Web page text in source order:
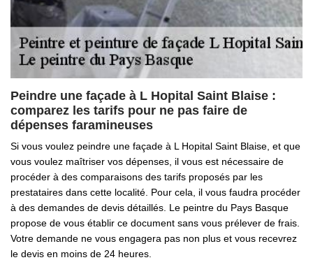
Peindre une façade à L Hopital Saint Blaise :
comparez les tarifs pour ne pas faire de
dépenses faramineuses
Si vous voulez peindre une façade à L Hopital Saint Blaise, et que
vous voulez maîtriser vos dépenses, il vous est nécessaire de
procéder à des comparaisons des tarifs proposés par les
prestataires dans cette localité. Pour cela, il vous faudra procéder
à des demandes de devis détaillés. Le peintre du Pays Basque
propose de vous établir ce document sans vous prélever de frais.
Votre demande ne vous engagera pas non plus et vous recevrez
le devis en moins de 24 heures.